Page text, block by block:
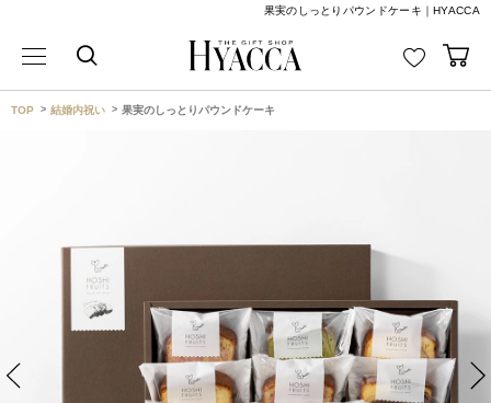
果実のしっとりパウンドケーキ｜HYACCA
TOP 結婚内祝い 果実のしっとりパウンドケーキ